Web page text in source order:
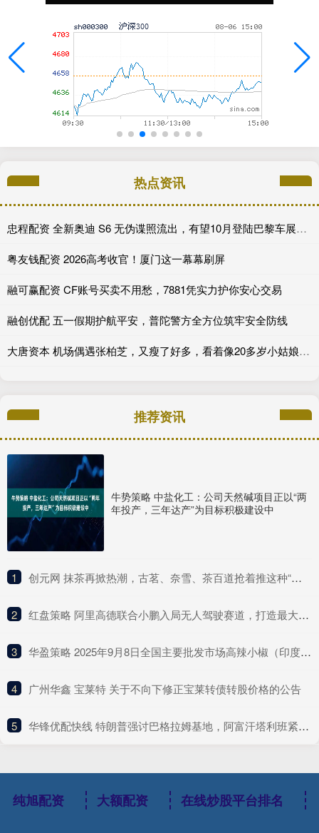
热点资讯
忠程配资 全新奥迪 S6 无伪谍照流出，有望10月登陆巴黎车展完成首秀!
粤友钱配资 2026高考收官！厦门这一幕幕刷屏
融可赢配资 CF账号买卖不用愁，7881凭实力护你安心交易
融创优配 五一假期护航平安，普陀警方全方位筑牢安全防线
大唐资本 机场偶遇张柏芝，又瘦了好多，看着像20多岁小姑娘，状态碾压王菲_小朋友_性格_网友
推荐资讯
牛势策略 中盐化工：公司天然碱项目正以“两
年投产，三年达产”为目标积极建设中
1 ​创元网 抹茶再掀热潮，古茗、奈雪、茶百道抢着推这种“浓”新品
2 ​红盘策略 阿里高德联合小鹏入局无人驾驶赛道，打造最大Robotaxi聚合平台
3 ​华盈策略 2025年9月8日全国主要批发市场高辣小椒（印度S17）价格行情
4 ​广州华鑫 宝莱特 关于不向下修正宝莱转债转股价格的公告
5 ​华锋优配快线 特朗普强讨巴格拉姆基地，阿富汗塔利班紧急应对
纯旭配资 大额配资 在线炒股平台排名